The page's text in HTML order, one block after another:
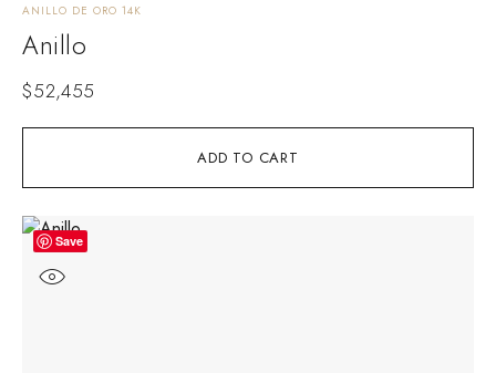
ADD TO CART
ANILLO DE ORO 14K
Anillo
$52,455
Save